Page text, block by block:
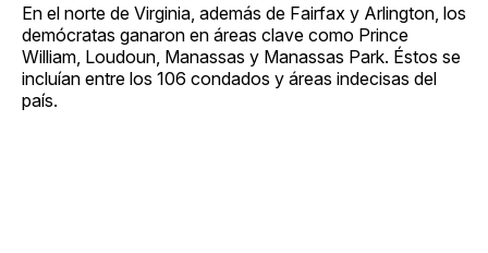
En el norte de Virginia, además de Fairfax y Arlington, los
demócratas ganaron en áreas clave como Prince
William, Loudoun, Manassas y Manassas Park. Éstos se
incluían entre los 106 condados y áreas indecisas del
país.